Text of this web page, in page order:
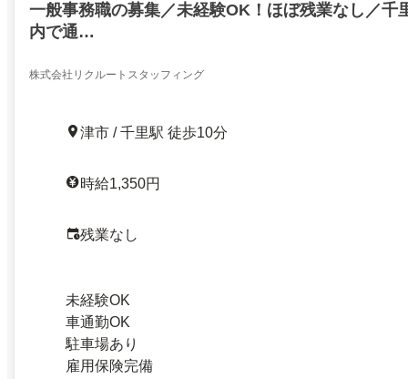
一般事務職の募集／未経験OK！ほぼ残業なし／千
内で通…
株式会社リクルートスタッフィング
津市 / 千里駅 徒歩10分
時給1,350円
残業なし
未経験OK
車通勤OK
駐車場あり
雇用保険完備